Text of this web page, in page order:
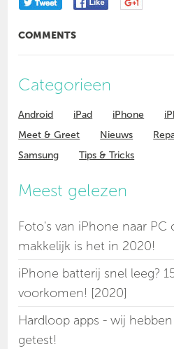
COMMENTS
Categorieen
Android iPad iPhone
Meet & Greet
Nieuws
Samsung
Tips & Tricks
Meest gelezen
Foto's van iPhone naar
makkelijk is het in 2020!
iPhone batterij snel leeg?
voorkomen! [2020]
Hardloop apps - wij
getest!